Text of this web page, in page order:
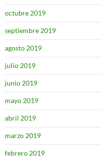
octubre 2019
septiembre 2019
agosto 2019
julio 2019
junio 2019
mayo 2019
abril 2019
marzo 2019
febrero 2019